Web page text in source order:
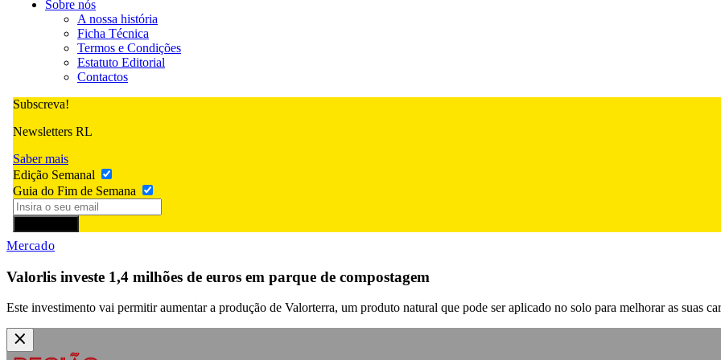
Sobre nós
A nossa história
Ficha Técnica
Termos e Condições
Estatuto Editorial
Contactos
Subscreva!
Newsletters RL
Saber mais
Edição Semanal
Guia do Fim de Semana
Mercado
Valorlis investe 1,4 milhões de euros em parque de compostagem
Este investimento vai permitir aumentar a produção de Valorterra, um produto natural que pode ser aplicado no solo para melhorar as suas